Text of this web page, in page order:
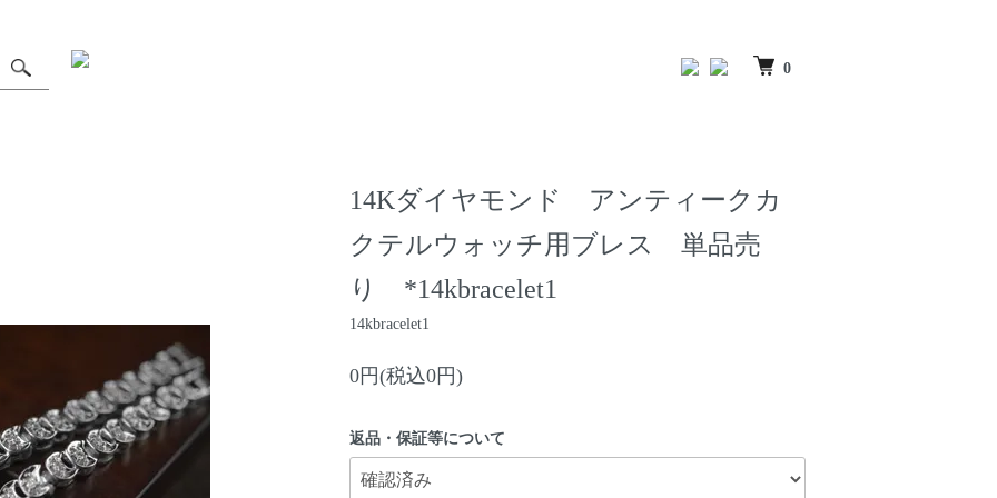
0
14Kダイヤモンド アンティークカ
クテルウォッチ用ブレス 単品売
り *14kbracelet1
14kbracelet1
0円(税込0円)
返品・保証等について